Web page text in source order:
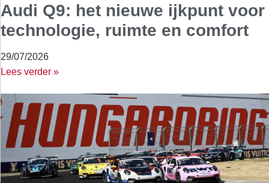
Audi Q9: het nieuwe ijkpunt voor
technologie, ruimte en comfort
29/07/2026
Lees verder »